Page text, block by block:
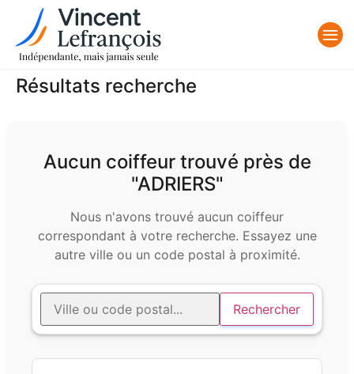
Résultats recherche
Aucun coiffeur trouvé près de
"ADRIERS"
Nous n'avons trouvé aucun coiffeur
correspondant à votre recherche. Essayez une
autre ville ou un code postal à proximité.
Rechercher